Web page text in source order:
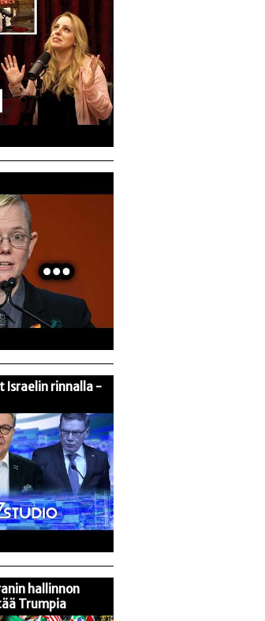
Israelin rinnalla -
hallinnon
Trumpia